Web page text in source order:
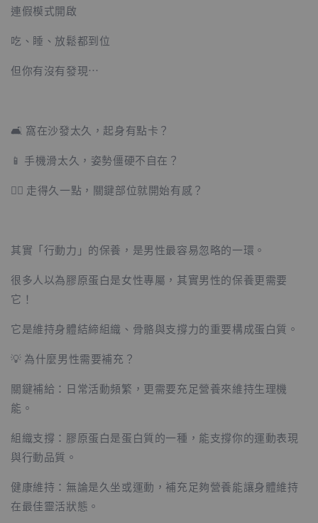
連假模式開啟
吃、睡、放鬆都到位
但你有沒有發現…
🛋️ 窩在沙發太久，起身有點卡？
📱 手機滑太久，姿勢僵硬不自在？
🚶‍♂️ 走得久一點，關鍵部位就開始有感？
其實「行動力」的保養，是男性最容易忽略的一環。
很多人以為膠原蛋白是女性專屬，其實男性的保養更需要
它！
它是維持身體結締組織、骨骼與支撐力的重要構成蛋白質。
💡 為什麼男性需要補充？
關鍵補給：日常活動頻繁，更需要充足營養來維持生理機
能。
組織支撐：膠原蛋白是蛋白質的一種，能支撐你的運動表現
與行動品質。
健康維持：無論是久坐或運動，補充足夠營養能讓身體維持
在最佳靈活狀態。